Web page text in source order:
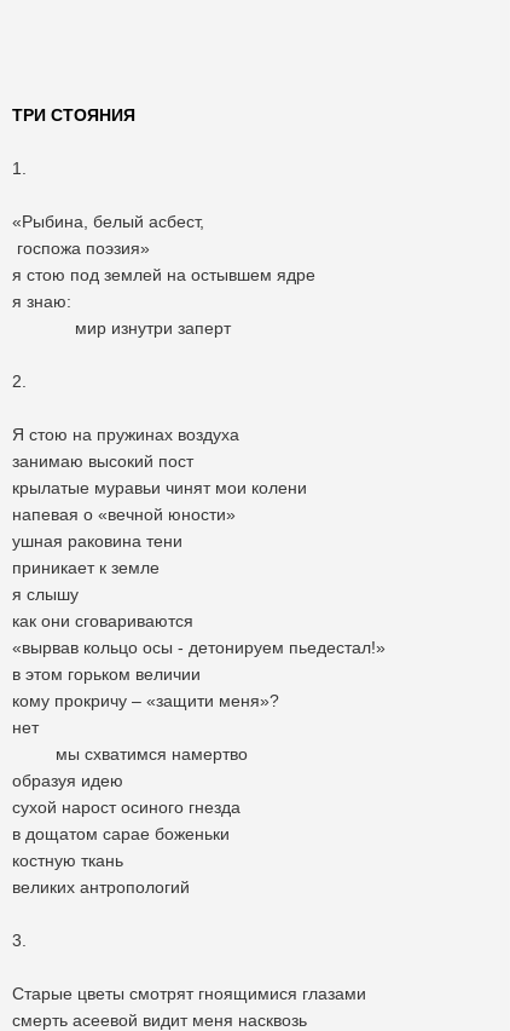
ТРИ СТОЯНИЯ
1.
«Рыбина, белый асбест,
госпожа поэзия»
я стою под землей на остывшем ядре
я знаю:
мир изнутри заперт
2.
Я стою на пружинах воздуха
занимаю высокий пост
крылатые муравьи чинят мои колени
напевая о «вечной юности»
ушная раковина тени
приникает к земле
я слышу
как они сговариваются
«вырвав кольцо осы - детонируем пьедестал!»
в этом горьком величии
кому прокричу – «защити меня»?
нет
мы схватимся намертво
образуя идею
сухой нарост осиного гнезда
в дощатом сарае боженьки
костную ткань
великих антропологий
3.
Старые цветы смотрят гноящимися глазами
смерть асеевой видит меня насквозь